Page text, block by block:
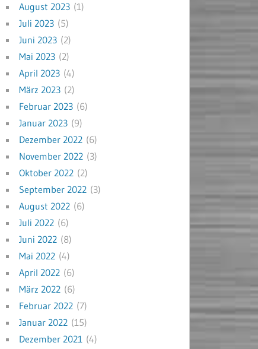
August 2023 (1)
Juli 2023 (5)
Juni 2023 (2)
Mai 2023 (2)
April 2023 (4)
März 2023 (2)
Februar 2023 (6)
Januar 2023 (9)
Dezember 2022 (6)
November 2022 (3)
Oktober 2022 (2)
September 2022 (3)
August 2022 (6)
Juli 2022 (6)
Juni 2022 (8)
Mai 2022 (4)
April 2022 (6)
März 2022 (6)
Februar 2022 (7)
Januar 2022 (15)
Dezember 2021 (4)